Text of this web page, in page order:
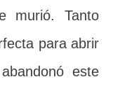
murió. Tanto
para abrir
este